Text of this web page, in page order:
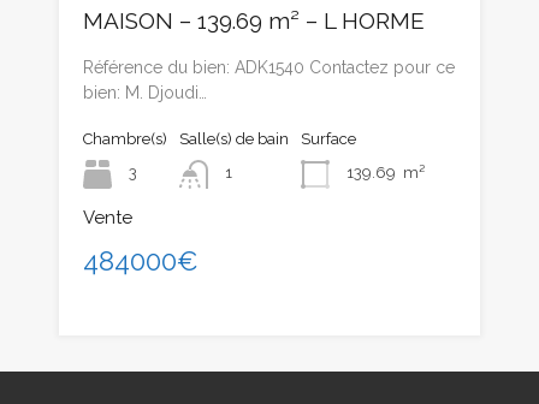
MAISON – 139.69 m² – L HORME
Référence du bien: ADK1540 Contactez pour ce
bien: M. Djoudi…
Chambre(s)
3
Salle(s) de bain
1
Surface
139.69 m²
Vente
484000€